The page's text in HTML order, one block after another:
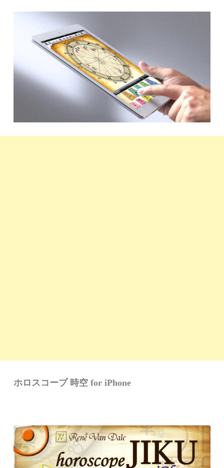
ホロスコープ 時空 for iPhone